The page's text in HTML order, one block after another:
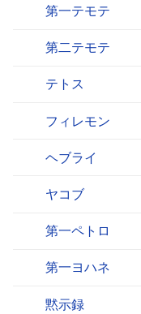
第一テモテ
第二テモテ
テトス
フィレモン
ヘブライ
ヤコブ
第一ペトロ
第一ヨハネ
黙示録